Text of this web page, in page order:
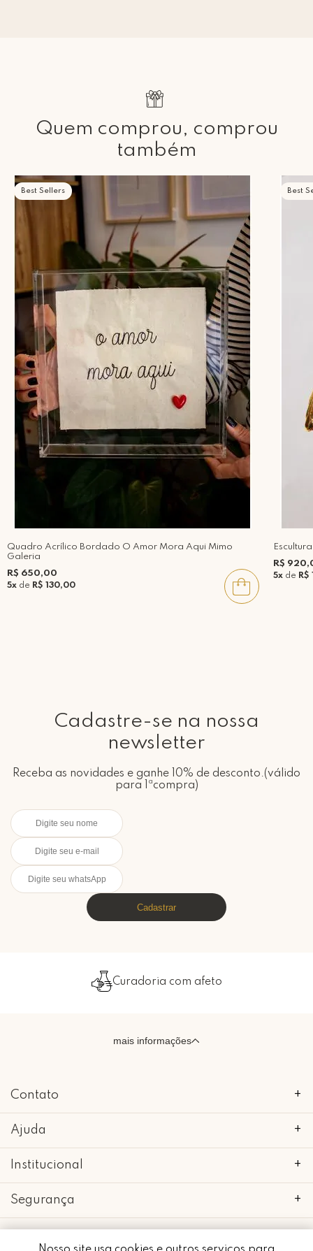
Quem comprou, comprou
também
Best Sellers
Quadro Acrílico Bordado O Amor Mora Aqui Mimo
Galeria
R$ 650,00
5x de R$ 130,00
Best
R$
5xde R$
Cadastre-se na nossa
newsletter
Receba as novidades e ganhe 10% de desconto.(válido
para 1ªcompra)
Cadastrar
Curadoria com afeto
mais informações
Contato +
Ajuda +
Institucional +
Segurança +